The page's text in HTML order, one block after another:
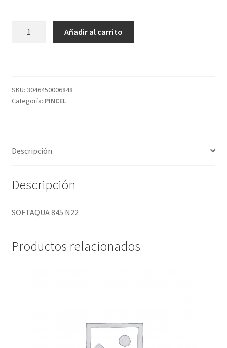
Añadir al carrito
SKU: 3046450006848
Categoría: PINCEL
Descripción
Descripción
SOFTAQUA 845 N22
Productos relacionados